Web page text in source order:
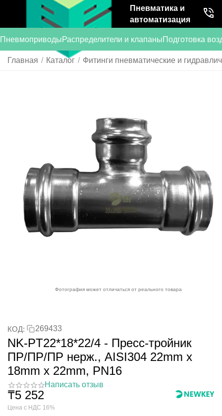
Пневматика и
автоматизация
ПневмоприводыРаспределители и клапаныПодготовка
Главная / Каталог / Фитинги пневматические и
Фотография может отличаться от реального товара
КОД: 269433
NK-PT22*18*22/4 - Пресс-тройник
ПР/ПР/ПР нерж., AISI304 22mm x
18mm x 22mm, PN16
Написать отзыв
₸5 252
Цена с НДС 16%